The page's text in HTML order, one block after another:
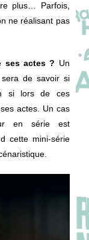
plus… Parfois,
ne réalisant pas
ses actes ? Un
de savoir si
si lors de ces
actes. Un cas
en série est
cette mini-série